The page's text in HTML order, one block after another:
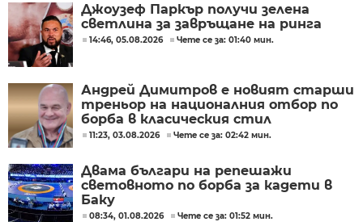
Джоузеф Паркър получи зелена
светлина за завръщане на ринга
14:46, 05.08.2026 Чете се за: 01:40 мин.
Андрей Димитров е новият старши
треньор на националния отбор по
борба в класическия стил
11:23, 03.08.2026 Чете се за: 02:42 мин.
Двама българи на репешажи
световното по борба за кадети в
Баку
08:34, 01.08.2026 Чете се за: 01:52 мин.